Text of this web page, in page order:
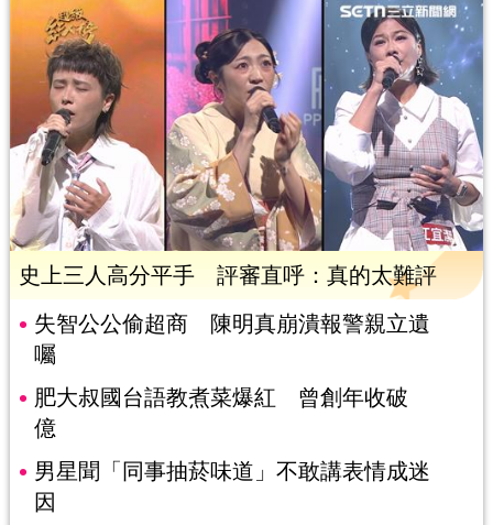
史上三人高分平手 評審直呼：真的太難評
失智公公偷超商 陳明真崩潰報警親立遺
囑
肥大叔國台語教煮菜爆紅 曾創年收破
億
男星聞「同事抽菸味道」不敢講表情成迷
因